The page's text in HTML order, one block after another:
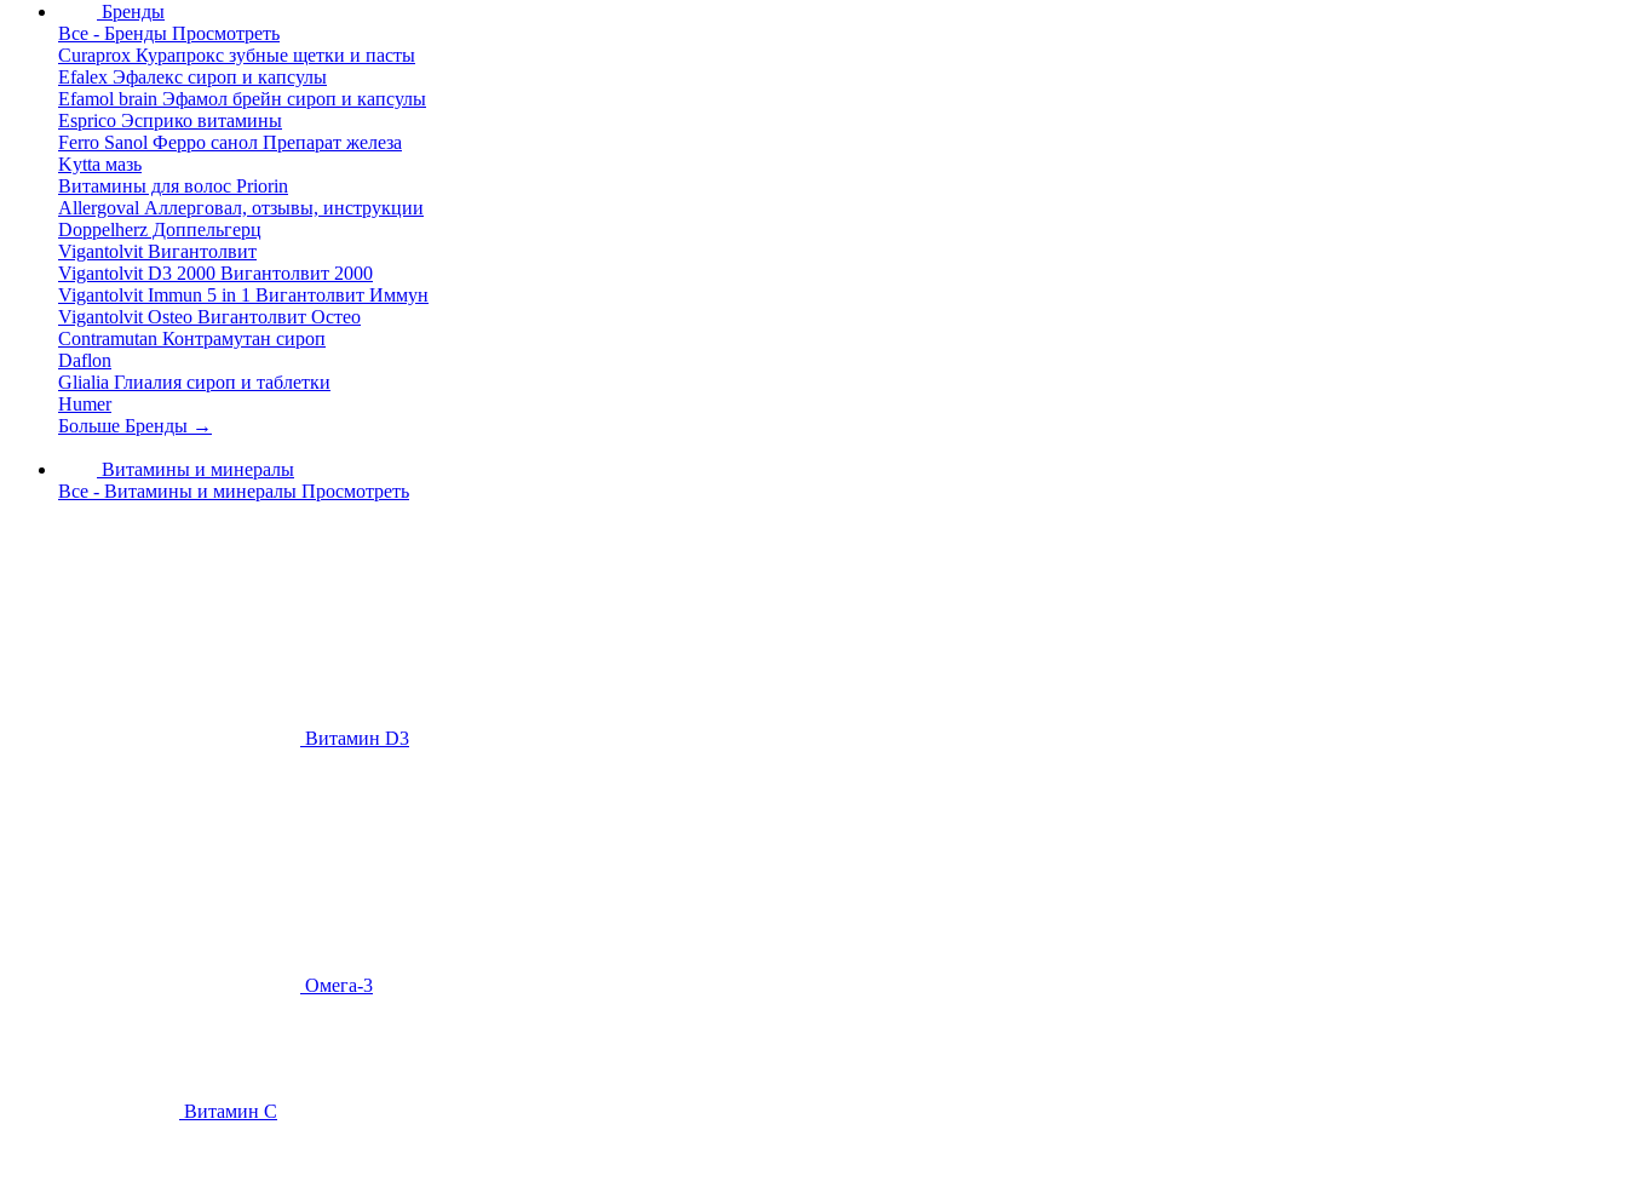
Бренды
Все - Бренды Просмотреть
Curaprox Курапрокс зубные щетки и пасты
Efalex Эфалекс сироп и капсулы
Efamol brain Эфамол брейн сироп и капсулы
Esprico Эсприко витамины
Ferro Sanol Ферро санол Препарат железа
Kytta мазь
Витамины для волос Priorin
Allergoval Аллерговал, отзывы, инструкции
Doppelherz Доппельгерц
Vigantolvit Вигантолвит
Vigantolvit D3 2000 Вигантолвит 2000
Vigantolvit Immun 5 in 1 Вигантолвит Иммун
Vigantolvit Osteo Вигантолвит Остео
Contramutan Контрамутан сироп
Daflon
Glialia Глиалия сироп и таблетки
Humer
Больше Бренды →
Витамины и минералы
Все - Витамины и минералы Просмотреть
Витамин D3
Омега-3
Витамин С